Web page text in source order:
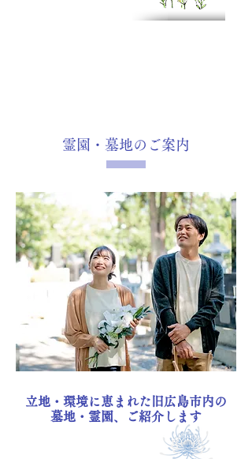
霊園・墓地のご案内
立地・環境に恵まれた旧広島市内の
墓地・霊園、ご紹介します